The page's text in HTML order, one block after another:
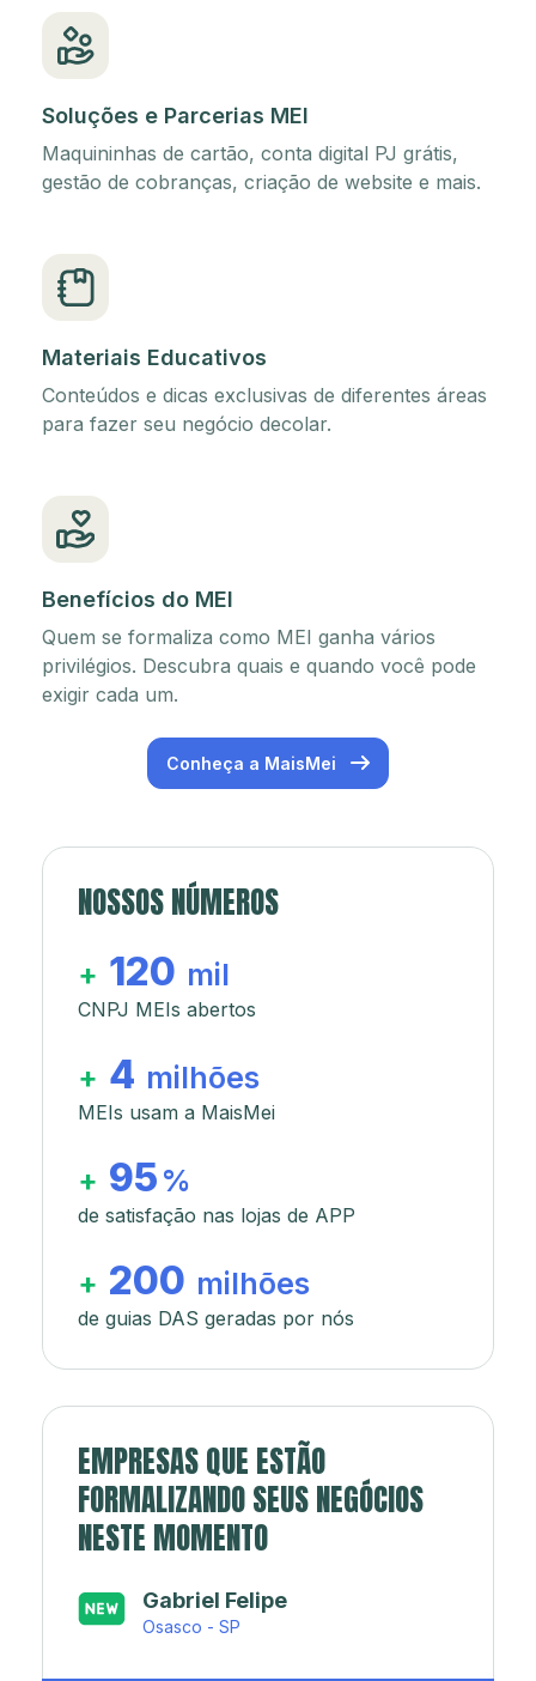
Soluções e Parcerias MEI
Maquininhas de cartão, conta digital PJ grátis,
gestão de cobranças, criação de website e mais.
Materiais Educativos
Conteúdos e dicas exclusivas de diferentes áreas
para fazer seu negócio decolar.
Benefícios do MEI
Quem se formaliza como MEI ganha vários
privilégios. Descubra quais e quando você pode
exigir cada um.
Conheça a MaisMei
NOSSOS NÚMEROS
+ 120 mil
CNPJ MEIs abertos
+ 4 milhões
MEIs usam a MaisMei
+ 95 %
de satisfação nas lojas de APP
+ 200 milhões
de guias DAS geradas por nós
EMPRESAS QUE ESTÃO
FORMALIZANDO SEUS NEGÓCIOS
NESTE MOMENTO
Japa’s açaí e sorveteria
Rio de Janeiro - RJ